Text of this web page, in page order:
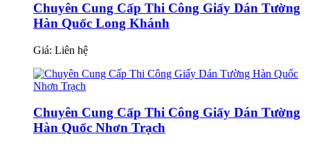
Chuyên Cung Cấp Thi Công Giấy Dán Tường
Hàn Quốc Long Khánh
Giá: Liên hệ
Chuyên Cung Cấp Thi Công Giấy Dán Tường
Hàn Quốc Nhơn Trạch